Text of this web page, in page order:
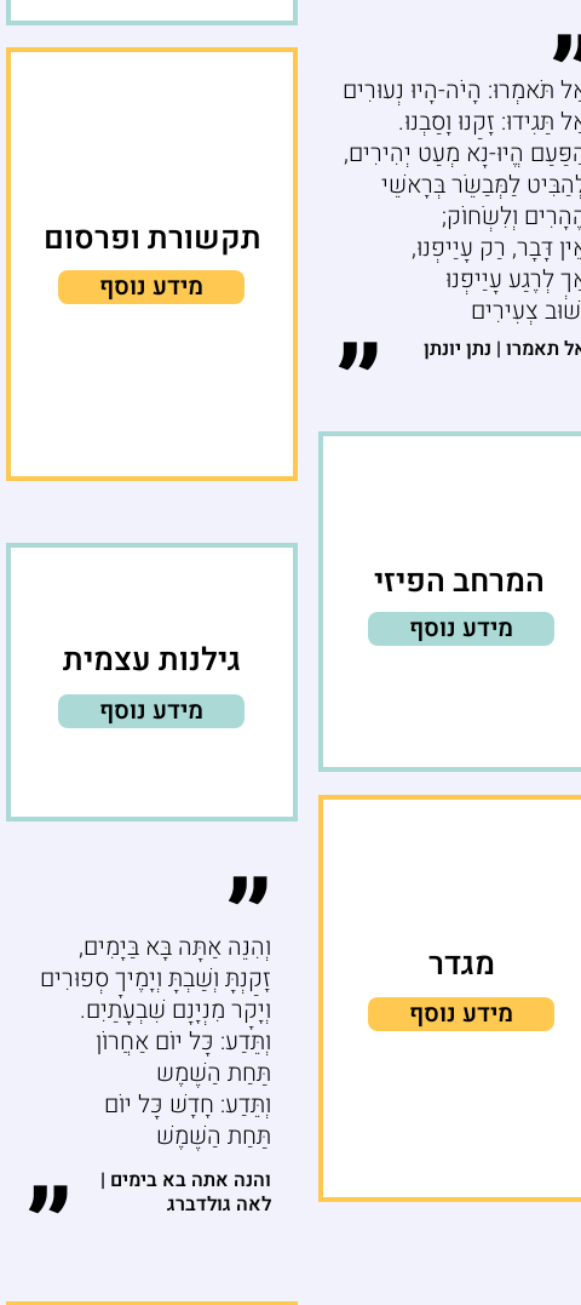
תקשורת ופרסום
מידע נוסף
גילנות עצמית
מידע נוסף
וְהִנֵּה אַתָּה בָּא בַּיָמִים,
זָקַנְתָּ וְשַׁבְתָּ וְיָמֶיךָ סְפוּרִים
וְיָקָר מִנְיָנָם שִׁבְעָתַיִם.
וְתֵּדַע: כָּל יוֹם אַחֲרוֹן
תַּחַת הַשֶׁמֶש
וְתֵּדַע: חָדָשׁ כָּל יוֹם
תַּחַת הַשֶּׁמֶשׁ
״
״
והנה אתה בא בימים |
לאה גולדברג
תֹּאמְרוּ: הָיֹה-הָיוּ נְעוּרִים
תַּגִידוּ: זָקַנוּ וָסַבְנוּ.
הֱיוּ-נָא מְעַט יְהִירִים,
לַמְּבַשֵּׂר בְּרָאשֵׁי
וְלִשְׂחוֹק;
דָּבָר, רַק עָיַיפְנוּ,
לְרֶגַע עָיַיפְנוּ
צְעִירִים
״ תאמרו | נתן יונתן
המרחב הפיזי
מידע נוסף
מגדר
מידע נוסף